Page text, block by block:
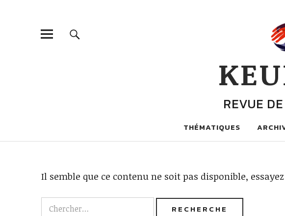
REVUE
THÉMATIQUES
Aucun résultat
Il semble que ce contenu ne soit pas disponible,